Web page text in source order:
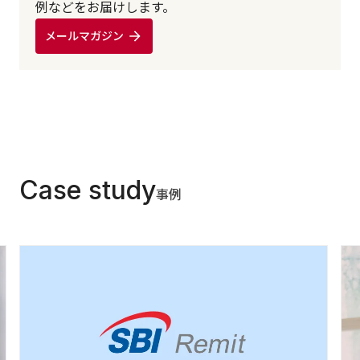
例などをお届けします。
メールマガジン
Case study事例